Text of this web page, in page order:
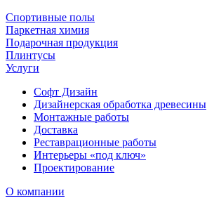
Спортивные полы
Паркетная химия
Подарочная продукция
Плинтусы
Услуги
Софт Дизайн
Дизайнерская обработка древесины
Монтажные работы
Доставка
Реставрационные работы
Интерьеры «под ключ»
Проектирование
О компании